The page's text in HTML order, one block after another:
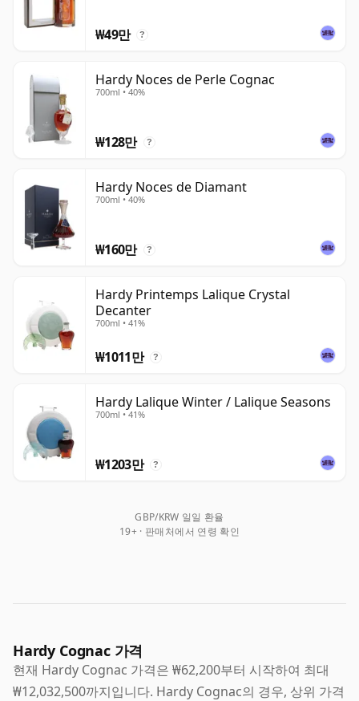
₩49만 ?
Hardy Noces de Perle Cognac
700ml • 40%
₩128만 ?
Hardy Noces de Diamant
700ml • 40%
₩160만 ?
Hardy Printemps Lalique Crystal
Decanter
700ml • 41%
₩1011만 ?
Hardy Lalique Winter / Lalique Seasons
700ml • 41%
₩1203만 ?
GBP/KRW 일일 환율
19+ · 판매처에서 연령 확인
Hardy Cognac 가격
현재 Hardy Cognac 가격은 ₩62,200부터 시작하여 최대
₩12,032,500까지입니다. Hardy Cognac의 경우, 상위 가격